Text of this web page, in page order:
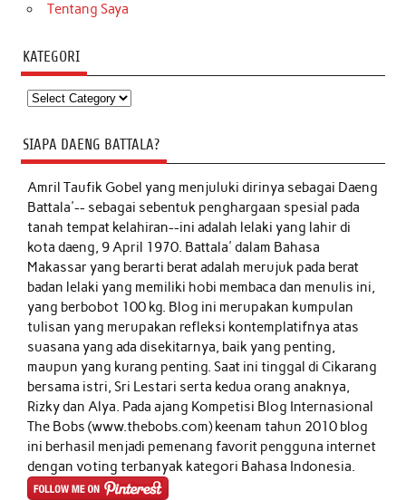
Tentang Saya
KATEGORI
Kategori
SIAPA DAENG BATTALA?
Amril Taufik Gobelyang menjuluki dirinya sebagai Daeng
Battala'-- sebagai sebentuk penghargaan spesial pada
tanah tempat kelahiran--ini adalah lelaki yang lahir di
kota daeng, 9 April 1970. Battala' dalam Bahasa
Makassar yang berarti berat adalah merujuk pada berat
badan lelaki yang memiliki hobi membaca dan menulis ini,
yang berbobot 100 kg. Blog ini merupakan kumpulan
tulisan yang merupakan refleksi kontemplatifnya atas
suasana yang ada disekitarnya, baik yang penting,
maupun yang kurang penting. Saat ini tinggal di Cikarang
bersama istri, Sri Lestari serta kedua orang anaknya,
Rizky dan Alya. Pada ajang Kompetisi Blog Internasional
The Bobs (www.thebobs.com) keenam tahun 2010 blog
ini berhasil menjadi pemenang favorit pengguna internet
dengan voting terbanyak kategori Bahasa Indonesia.